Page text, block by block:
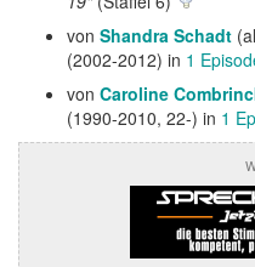
von Shandra Schadt
(2002-2012) in 1
von Caroline
(1990-2010, 22-) in 1